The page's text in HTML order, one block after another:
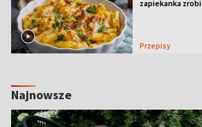
zapiekanka
Przepisy
Najnowsze